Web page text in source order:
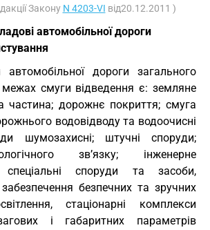
Закону N 4203-VI від20.12.2011 )
автомобільної дороги
дороги загального
смуги відведення є: земляне
частина; дорожнє покриття; смуга
водовідводу та водоочисні
шумозахисні; штучні споруди;
зв’язку; інженерне
спеціальні споруди та засоби,
безпечних та зручних
стаціонарні комплекси
і габаритних параметрів